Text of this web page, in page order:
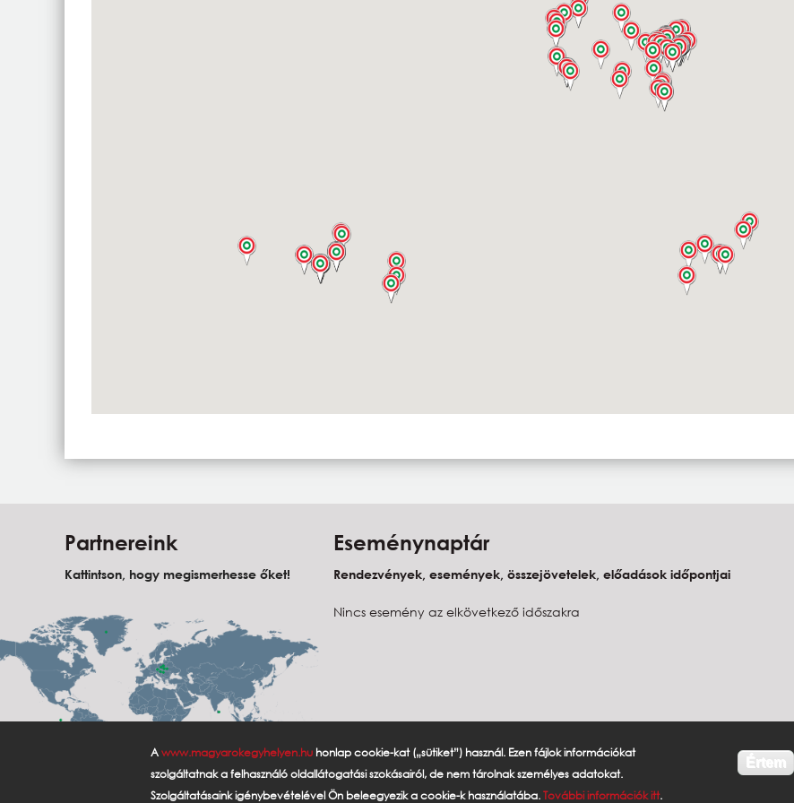
Partnereink
Kattintson, hogy megismerhesse őket!
Eseménynaptár
Rendezvények, események, összejövetelek, előadások időpontjai
Nincs esemény az elkövetkező időszakra
Awww.magyarokegyhelyen.hu honlap cookie-kat („sütiket”) használ. Ezen fájlok információkat
szolgáltatnak a felhasználó oldallátogatási szokásairól, de nem tárolnak személyes adatokat.
Szolgáltatásaink igénybevételével Ön beleegyezik a cookie-k használatába.További információk itt.
Értem